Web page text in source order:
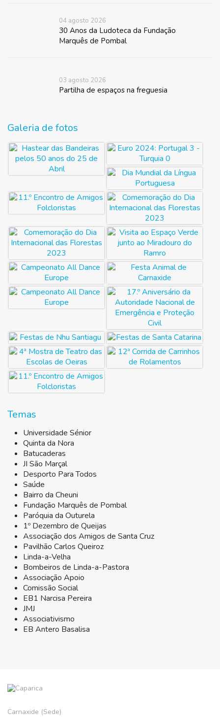
04 agosto 2026
30 Anos da Ludoteca da Fundação
Marquês de Pombal
03 agosto 2026
Partilha de espaços na freguesia
Galeria de fotos
Temas
Universidade Sénior
Quinta da Nora
Batucaderas
JI São Marçal
Desporto Para Todos
Saúde
Bairro da Cheuni
Fundação Marquês de Pombal
Paróquia da Outurela
1º Dezembro de Queijas
Associação dos Amigos de Santa Cruz
Pavilhão Carlos Queiroz
Linda-a-Velha
Bombeiros de Linda-a-Pastora
Associação Apoio
Comissão Social
EB1 Narcisa Pereira
JMJ
Associativismo
EB Antero Basalisa
Carnaxide (Sede)